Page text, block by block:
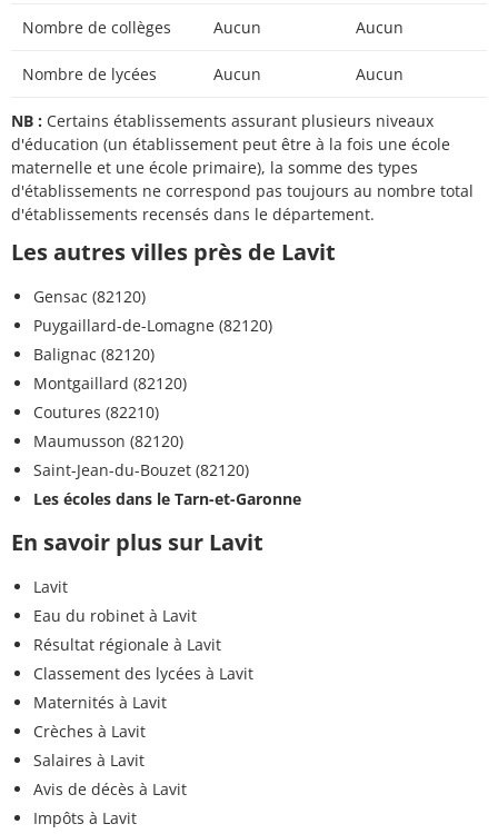
Nombre de collèges Aucun Aucun
Nombre de lycées Aucun Aucun
NB : Certains établissements assurant plusieurs niveaux
d'éducation (un établissement peut être à la fois une école
maternelle et une école primaire), la somme des types
d'établissements ne correspond pas toujours au nombre total
d'établissements recensés dans le département.
Les autres villes près de Lavit
Gensac (82120)
Puygaillard-de-Lomagne (82120)
Balignac (82120)
Montgaillard (82120)
Coutures (82210)
Maumusson (82120)
Saint-Jean-du-Bouzet (82120)
Les écoles dans le Tarn-et-Garonne
En savoir plus sur Lavit
Lavit
Eau du robinet à Lavit
Résultat régionale à Lavit
Classement des lycées à Lavit
Maternités à Lavit
Crèches à Lavit
Salaires à Lavit
Avis de décès à Lavit
Impôts à Lavit